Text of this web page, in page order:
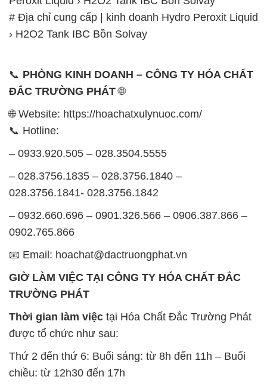
# Địa chỉ cung cấp | kinh doanh Hydro Peroxit Liquid
› H2O2 Tank IBC Bồn Solvay
📞 PHÒNG KINH DOANH – CÔNG TY HÓA CHẤT
ĐẮC TRƯỜNG PHÁT🌐
🌐 Website: https://hoachatxulynuoc.com/
📞 Hotline:
– 0933.920.505 – 028.3504.5555
– 028.3756.1835 – 028.3756.1840 –
028.3756.1841- 028.3756.1842
– 0932.660.696 – 0901.326.566 – 0906.387.866 –
0902.765.866
📧 Email: hoachat@dactruongphat.vn
GIỜ LÀM VIỆC TẠI CÔNG TY HÓA CHẤT ĐẮC
TRƯỜNG PHÁT
Thời gian làm việc tại Hóa Chất Đắc Trường Phát
được tổ chức như sau:
Thứ 2 đến thứ 6: Buổi sáng: từ 8h đến 11h – Buổi
chiều: từ 12h30 đến 17h